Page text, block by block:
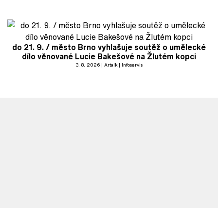
do 21. 9. / město Brno vyhlašuje soutěž o umělecké
dílo věnované Lucie Bakešové na Žlutém kopci
3. 8. 2026 Artalk Infoservis